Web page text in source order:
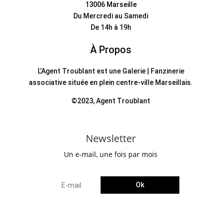
13006 Marseille
Du Mercredi au Samedi
De 14h à 19h
À Propos
L’Agent Troublant est une Galerie | Fanzinerie
associative située en plein centre-ville Marseillais.
©2023, Agent Troublant
Newsletter
Un e-mail, une fois par mois
Ok